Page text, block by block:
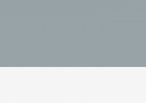
CC BY 3.0. Data by OpenStreetMap, under